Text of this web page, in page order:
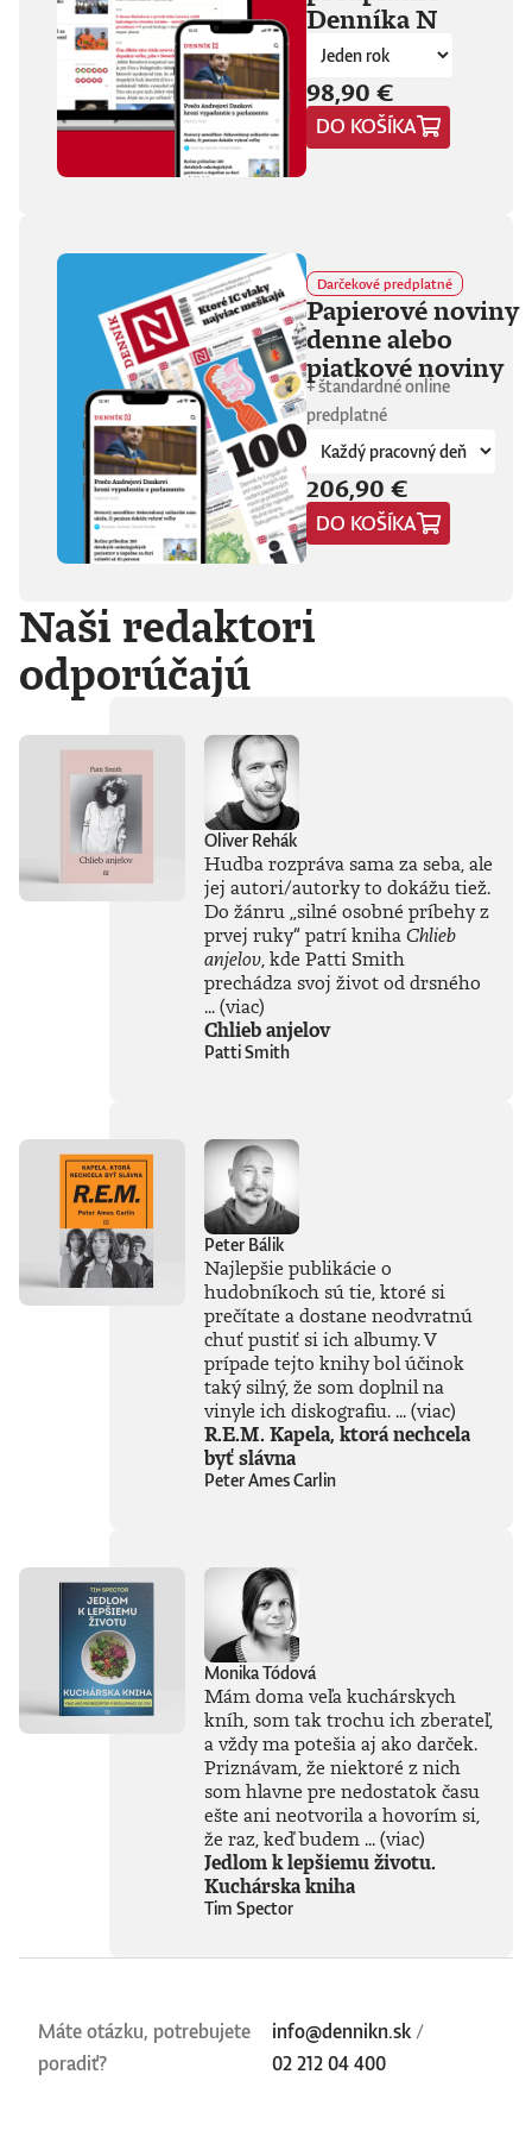
fanúšikovia aj
kritika dávajú palec
hore. Hrá pred
tisíckami ľudí na
festivaloch, vo
vypredaných sálach
aj v malých
punkových
ľudia, ktorí sa
predtým nepoznali,
vedú intenzívny
dialóg o hudbe a
stave sveta. V
štrnástich
tematicky
zameraných
kapitolách príde
okrem iného reč na
punk, trap,
rock’n’roll, Beatles,
Sex Pistols,
Dostojevského,
Hegela, Boha, GG
psychické diagnózy,
lásku, násilie,
rómstvo, working
class, anarchizmus,
okultizmus,
fašizmus, revolúciu,
imagináciu, Garáže,
gitaru, klavír,
mamu, otca aj
brata.Štyri
medzihry vo forme
posluchových
jukeboxov testujú
Denisov hudobný
rozhľad. Body
pozbiera takmer za
všetko.Za rozhovor
s Denisom Bangom
o Beatles, ktorý je
Denníka N
98,90 €
DO KOŠÍKA
Darčekové predplatné
Papierové noviny
denne alebo
piatkové noviny
+ štandardné online
predplatné
206,90 €
DO KOŠÍKA
Naši redaktori
odporúčajú
Oliver Rehák
Hudba rozpráva sama za seba, ale
jej autori/autorky to dokážu tiež.
Do žánru „silné osobné príbehy z
prvej ruky“patrí knihaChlieb
anjelov, kde Patti Smith
prechádza svoj život od drsného
...(viac)
Chlieb anjelov
Patti Smith
Peter Bálik
Najlepšie publikácie o
hudobníkoch sú tie, ktoré si
prečítate a dostane neodvratnú
chuť pustiť si ich albumy. V
prípade tejto knihy bol účinok
taký silný, že som doplnil na
vinyle ich diskografiu. ...(viac)
R.E.M. Kapela, ktorá nechcela
byť slávna
Peter Ames Carlin
Monika Tódová
Mám doma veľa kuchárskych
kníh, som tak trochu ich zberateľ,
a vždy ma potešia aj ako darček.
Priznávam, že niektoré z nich
som hlavne pre nedostatok času
ešte ani neotvorila a hovorím si,
že raz, keď budem ...(viac)
Jedlom k lepšiemu životu.
Kuchárska kniha
Tim Spector
Máte otázku, potrebujete
poradiť?
info@dennikn.sk /
02 212 04 400